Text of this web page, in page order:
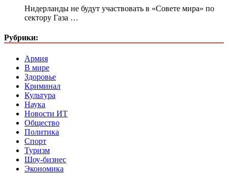
Нидерланды не будут участвовать в «Совете мира» по
сектору Газа …
Рубрики:
Армия
В мире
Здоровье
Криминал
Культура
Наука
Новости ИТ
Общество
Политика
Спорт
Туризм
Шоу-бизнес
Экономика